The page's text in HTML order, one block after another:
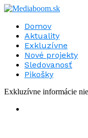
Domov
Aktuality
Exkluzívne
Nové projekty
Sledovanosť
Pikošky
Exkluzívne informácie